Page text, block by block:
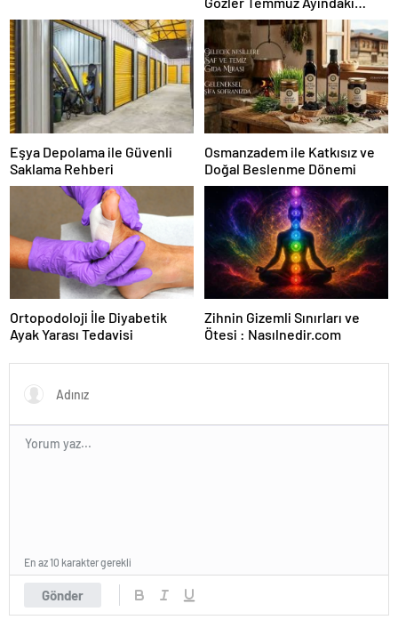
Karar Duruşmasına Çevrildi
Eşya Depolama ile Güvenli
Saklama Rehberi
Osmanzadem ile Katkısız ve
Doğal Beslenme Dönemi
Ortopodoloji İle Diyabetik
Ayak Yarası Tedavisi
Zihnin Gizemli Sınırları ve
Ötesi : Nasılnedir.com
Gönder
En az 10 karakter gerekli